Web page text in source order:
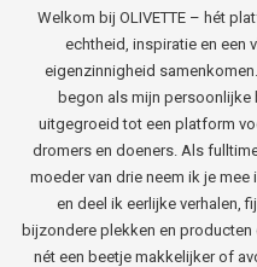
Welkom bij OLIVETTE – hét
echtheid, inspiratie en een
eigenzinnigheid
begon als mijn persoonlijke
uitgegroeid tot een platform
dromers en doeners. Als
moeder van drie neem ik je mee
en deel ik eerlijke verhalen,
bijzondere plekken en producten
nét een beetje makkelijker of